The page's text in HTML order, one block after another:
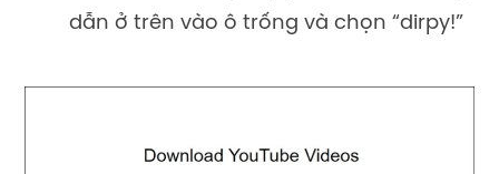
dẫn ở trên vào ô trống và chọn “dirpy!”